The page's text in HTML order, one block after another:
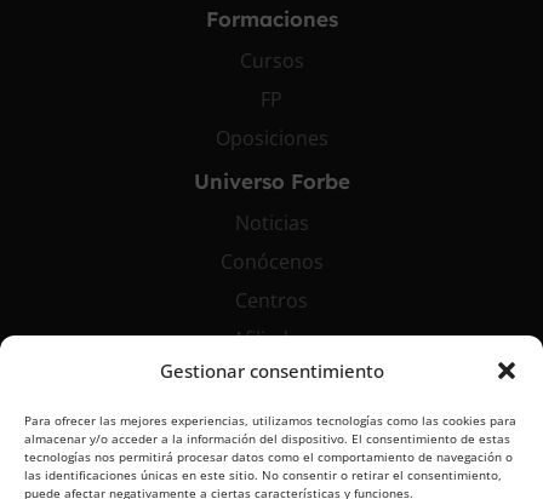
Gestionar consentimiento
Para ofrecer las mejores experiencias, utilizamos tecnologías como las cookies para
almacenar y/o acceder a la información del dispositivo. El consentimiento de estas
tecnologías nos permitirá procesar datos como el comportamiento de navegación o
las identificaciones únicas en este sitio. No consentir o retirar el consentimiento,
puede afectar negativamente a ciertas características y funciones.
Formaciones
Cursos
FP
Oposiciones
Universo Forbe
Noticias
Conócenos
Centros
Afiliados
Contáctanos
info@grupoforbe.com
900 10 20 68